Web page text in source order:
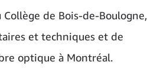
de Bois-de-Boulogne,
et techniques et de
optique à Montréal.